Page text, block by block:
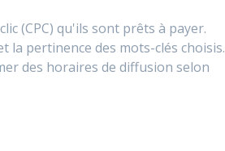
(CPC) qu'ils sont prêts à payer.
la pertinence des mots-clés choisis.
des horaires de diffusion selon